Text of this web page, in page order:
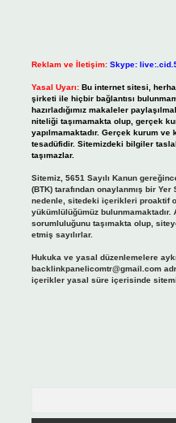
Reklam ve İletişim: Skype:
Yasal Uyarı: Bu internet sitesi,
şirketi ile hiçbir bağlantısı
hazırladığımız makaleler
niteliği taşımamakta olup, gerçek
yapılmamaktadır. Gerçek kurum
tesadüfidir. Sitemizdeki bilgiler
taşımazlar.
Sitemiz, 5651 Sayılı Kanun
(BTK) tarafından onaylanmış bir
nedenle, sitedeki içerikleri proaktif
yükümlülüğümüz
sorumluluğunu taşımakta olup,
etmiş sayılırlar.
Hukuka ve yasal düzenlemelere
backlinkpanelicomtr@gmail.com
içerikler yasal süre içerisinde